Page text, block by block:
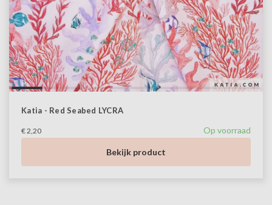
Katia - Red Seabed LYCRA
€ 2,20 Op voorraad
Bekijk product